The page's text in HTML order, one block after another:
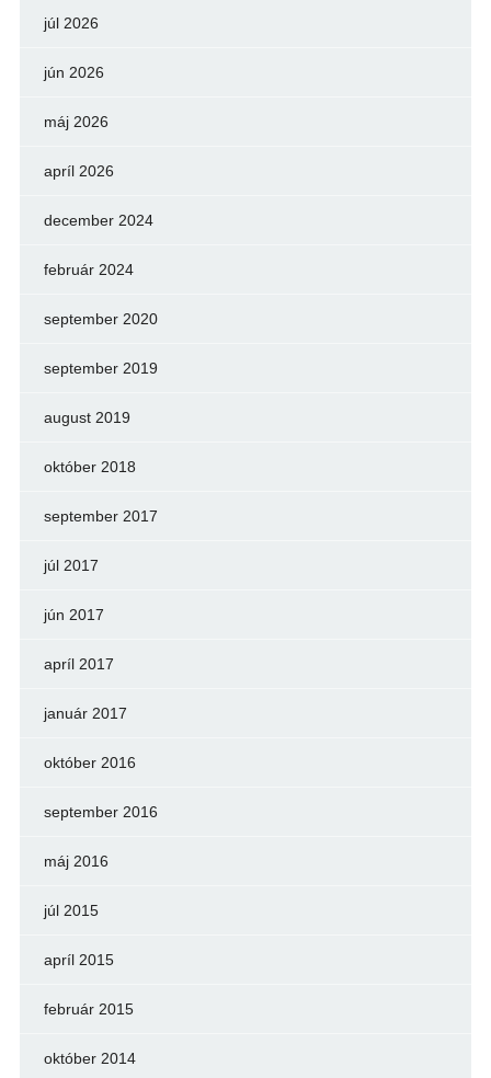
júl 2026
jún 2026
máj 2026
apríl 2026
december 2024
február 2024
september 2020
september 2019
august 2019
október 2018
september 2017
júl 2017
jún 2017
apríl 2017
január 2017
október 2016
september 2016
máj 2016
júl 2015
apríl 2015
február 2015
október 2014